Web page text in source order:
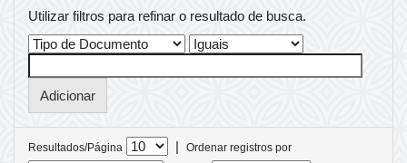
Utilizar filtros para refinar o resultado de busca.
Resultados/Página |
Ordenar registros por